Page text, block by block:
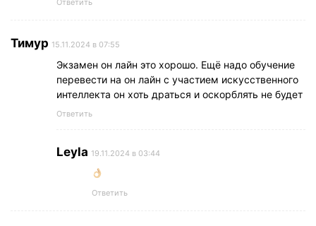
Ответить
Тимур 15.11.2024 в 07:55
Экзамен он лайн это хорошо. Ещё надо обучение
перевести на он лайн с участием искусственного
интеллекта он хоть драться и оскорблять не будет
Ответить
Leyla 19.11.2024 в 03:44
Ответить